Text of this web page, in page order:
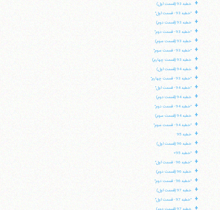
+ خطبه 93 (قسمت اول)
+ "خطبه 93 - قسمت اول"
+ خطبه 93 (قسمت دوم)
+ "خطبه 93 - قسمت دوم"
+ خطبه 93 (قسمت سوم)
+ "خطبه 93 - قسمت سوم"
+ خطبه 93 (قسمت چهارم)
+ خطبه 94 (قسمت اول)
+ "خطبه 93 - قسمت چهارم"
+ "خطبه 94 - قسمت اول"
+ خطبه 94 (قسمت دوم)
+ "خطبه 94 - قسمت دوم"
+ خطبه 94 (قسمت سوم)
+ "خطبه 94 - قسمت سوم"
+ خطبه 95
+ خطبه 96 (قسمت اول)
+ "خطبه 95»
+ "خطبه 96 - قسمت اول"
+ خطبه 96 (قسمت دوم)
+ "خطبه 96 - قسمت دوم"
+ خطبه 97 (قسمت اول)
+ "خطبه 97 - قسمت اول"
ایران